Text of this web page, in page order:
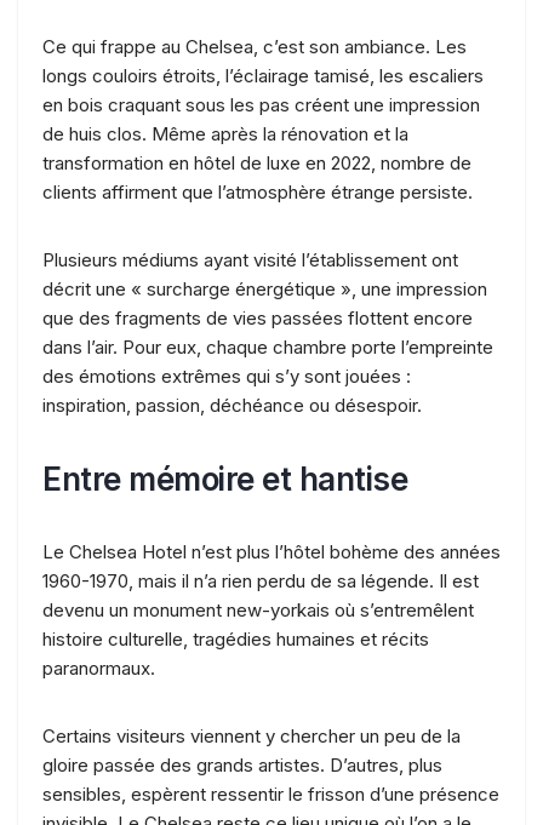
Ce qui frappe au Chelsea, c’est son ambiance. Les
longs couloirs étroits, l’éclairage tamisé, les escaliers
en bois craquant sous les pas créent une impression
de huis clos. Même après la rénovation et la
transformation en hôtel de luxe en 2022, nombre de
clients affirment que l’atmosphère étrange persiste.
Plusieurs médiums ayant visité l’établissement ont
décrit une « surcharge énergétique », une impression
que des fragments de vies passées flottent encore
dans l’air. Pour eux, chaque chambre porte l’empreinte
des émotions extrêmes qui s’y sont jouées :
inspiration, passion, déchéance ou désespoir.
Entre mémoire et hantise
Le Chelsea Hotel n’est plus l’hôtel bohème des années
1960-1970, mais il n’a rien perdu de sa légende. Il est
devenu un monument new-yorkais où s’entremêlent
histoire culturelle, tragédies humaines et récits
paranormaux.
Certains visiteurs viennent y chercher un peu de la
gloire passée des grands artistes. D’autres, plus
sensibles, espèrent ressentir le frisson d’une présence